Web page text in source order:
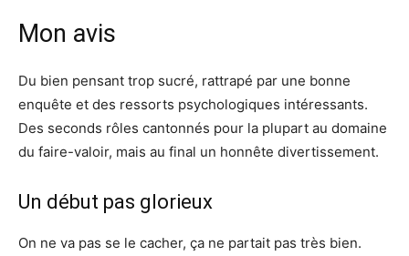
Mon avis
Du bien pensant trop sucré, rattrapé par une bonne
enquête et des ressorts psychologiques intéressants.
Des seconds rôles cantonnés pour la plupart au domaine
du faire-valoir, mais au final un honnête divertissement.
Un début pas glorieux
On ne va pas se le cacher, ça ne partait pas très bien.